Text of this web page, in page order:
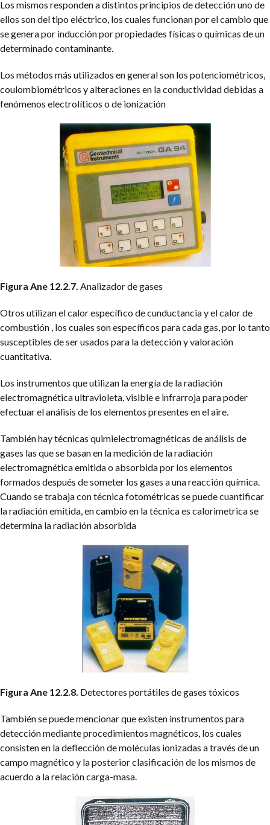
Los mismos responden a distintos principios de detección uno de
ellos son del tipo eléctrico, los cuales funcionan por el cambio que
se genera por inducción por propiedades físicas o químicas de un
determinado contaminante.
Los métodos más utilizados en general son los potenciométricos,
coulombiométricos y alteraciones en la conductividad debidas a
fenómenos electrolíticos o de ionización
Figura Ane 12.2.7. Analizador de gases
Otros utilizan el calor específico de cunductancia y el calor de
combustión , los cuales son específicos para cada gas, por lo tanto
susceptibles de ser usados para la detección y valoración
cuantitativa.
Los instrumentos que utilizan la energía de la radiación
electromagnética ultravioleta, visible e infrarroja para poder
efectuar el análisis de los elementos presentes en el aire.
También hay técnicas quimielectromagnéticas de análisis de
gases las que se basan en la medición de la radiación
electromagnética emitida o absorbida por los elementos
formados después de someter los gases a una reacción química.
Cuando se trabaja con técnica fotométricas se puede cuantificar
la radiación emitida, en cambio en la técnica es calorimetrica se
determina la radiación absorbida
Figura Ane 12.2.8. Detectores portátiles de gases tóxicos
También se puede mencionar que existen instrumentos para
detección mediante procedimientos magnéticos, los cuales
consisten en la deflección de moléculas ionizadas a través de un
campo magnético y la posterior clasificación de los mismos de
acuerdo a la relación carga-masa.